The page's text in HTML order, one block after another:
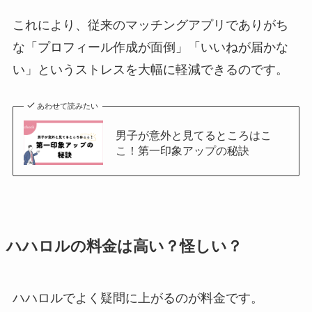
これにより、従来のマッチングアプリでありがち
な「プロフィール作成が面倒」「いいねが届かな
い」というストレスを大幅に軽減できるのです。
あわせて読みたい
男子が意外と見てるところはこ
こ！第一印象アップの秘訣
ハハロルの料金は高い？怪しい？
ハハロルでよく疑問に上がるのが料金です。